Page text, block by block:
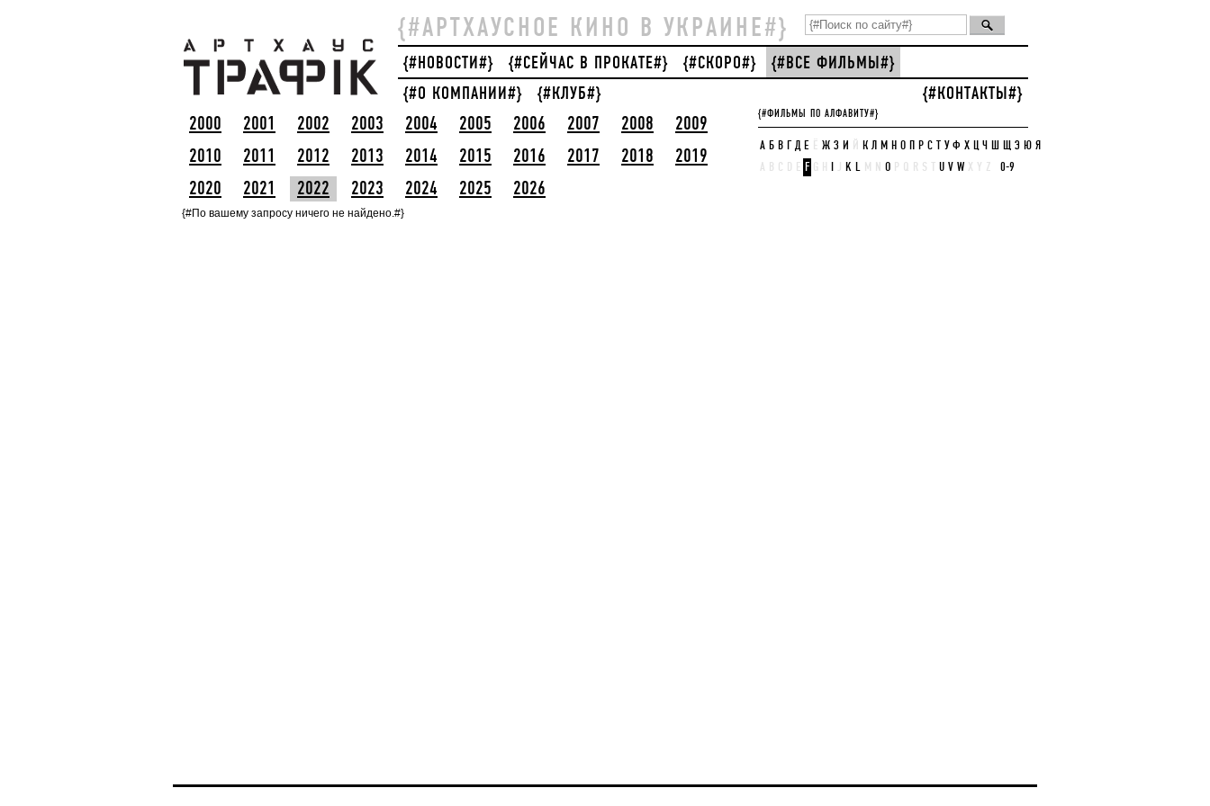
{#АРТХАУСНОЕ КИНО В УКРАИНЕ#}
{#НОВОСТИ#} {#СЕЙЧАС В ПРОКАТЕ#} {#СКОРО#}
{#ВСЕ ФИЛЬМЫ#}
{#О КОМПАНИИ#}
{#КЛУБ#} {#КОНТАКТЫ#}
2000 2001 2002 2003 2004 2005 2006 2007 2008
2009
2010
2011 2012 2013 2014 2015 2016 2017 2018
2019
2020
2021 2022 2023 2024 2025 2026
{#ФИЛЬМЫ ПО АЛФАВИТУ#}
А Б В Г Д Е Ё Ж З И Й К Л М Н О П Р С Т У Ф Х Ц Ч Ш Щ Э Ю Я
A B C D E F G H J K L M N O P Q R S T U V W X Y Z 0-9
{#По вашему запросу ничего не найдено.#}